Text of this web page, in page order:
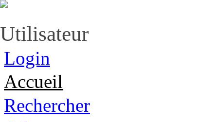
Utilisateur
Login
Accueil
Rechercher